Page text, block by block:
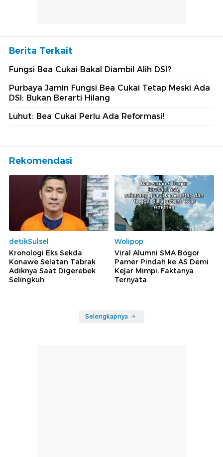
Berita Terkait
Fungsi Bea Cukai Bakal Diambil Alih DSI?
Purbaya Jamin Fungsi Bea Cukai Tetap Meski Ada
DSI: Bukan Berarti Hilang
Luhut: Bea Cukai Perlu Ada Reformasi!
Rekomendasi
detikSulsel
Kronologi Eks Sekda
Konawe Selatan Tabrak
Adiknya Saat Digerebek
Selingkuh
Wolipop
Viral Alumni SMA Bogor
Pamer Pindah ke AS Demi
Kejar Mimpi, Faktanya
Ternyata
Selengkapnya